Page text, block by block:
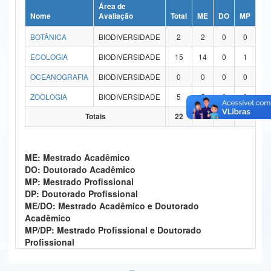
Ministério da Ciência, Tecnologia, Inovações e Comunicações
Ministério do Meio Ambiente
Ministério do Desenvolvimento Regional
Secretaria-Geral
Secretaria de Governo
Gabinete de Segurança Institucional
Advocacia-Geral da União
Nome
Área de
Avaliação
Total ME DO MP
BOTÂNICA
BIODIVERSIDADE 2 2 0 0
ECOLOGIA
BIODIVERSIDADE 15 14 0 1
OCEANOGRAFIA
BIODIVERSIDADE 0 0 0 0
ZOOLOGIA
BIODIVERSIDADE 5 5 0 0
0
Totais
22 21 0 1
ME: Mestrado Acadêmico
DO: Doutorado Acadêmico
MP: Mestrado Profissional
DP: Doutorado Profissional
ME/DO: Mestrado Acadêmico e Doutorado
Acadêmico
MP/DP: Mestrado Profissional e Doutorado
Profissional